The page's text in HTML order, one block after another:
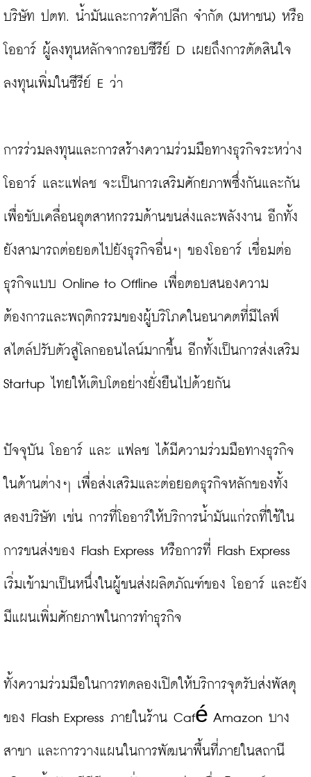
บริษัท ปตท. น้ำมันและการค้าปลีก จำกัด (มหาชน) หรือ
โออาร์ ผู้ลงทุนหลักจากรอบซีรีย์ D เผยถึงการตัดสินใจ
ลงทุนเพิ่มในซีรีย์ E ว่า
การร่วมลงทุนและการสร้างความร่วมมือทางธุรกิจระหว่าง
โออาร์ และแฟลช จะเป็นการเสริมศักยภาพซึ่งกันและกัน
เพื่อขับเคลื่อนอุตสาหกรรมด้านขนส่งและพลังงาน อีกทั้ง
ยังสามารถต่อยอดไปยังธุรกิจอื่นๆ ของโออาร์ เชื่อมต่อ
ธุรกิจแบบ Online to Offline เพื่อตอบสนองความ
ต้องการและพฤติกรรมของผู้บริโภคในอนาคตที่มีไลฟ์
สไตล์ปรับตัวสู่โลกออนไลน์มากขึ้น อีกทั้งเป็นการส่งเสริม
Startup ไทยให้เติบโตอย่างยั่งยืนไปด้วยกัน
ปัจจุบัน โออาร์ และ แฟลช ได้มีความร่วมมือทางธุรกิจ
ในด้านต่างๆ เพื่อส่งเสริมและต่อยอดธุรกิจหลักของทั้ง
สองบริษัท เช่น การที่โออาร์ให้บริการน้ำมันแก่รถที่ใช้ใน
การขนส่งของ Flash Express หรือการที่ Flash Express
เริ่มเข้ามาเป็นหนึ่งในผู้ขนส่งผลิตภัณฑ์ของ โออาร์ และยัง
มีแผนเพิ่มศักยภาพในการทำธุรกิจ
ทั้งความร่วมมือในการทดลองเปิดให้บริการจุดรับส่งพัสดุ
ของ Flash Express ภายในร้าน Café Amazon บาง
สาขา และการวางแผนในการพัฒนาพื้นที่ภายในสถานี